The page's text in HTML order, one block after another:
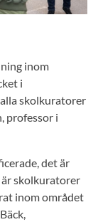
inom
i
skolkuratorer
professor i
det är
är skolkuratorer
inom området